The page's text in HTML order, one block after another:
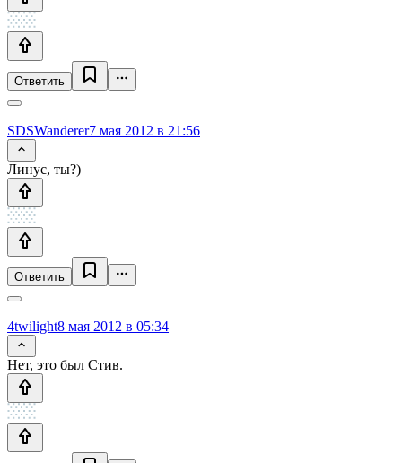
Ответить
SDSWanderer7 мая 2012 в 21:56
Линус, ты?)
Ответить
4twilight8 мая 2012 в 05:34
Нет, это был Стив.